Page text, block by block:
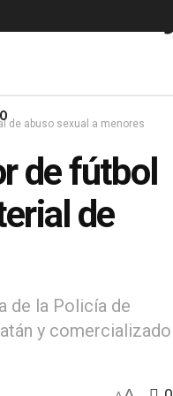
de abuso sexual a menores
de fútbol
de
de la Policía de
y comercializado